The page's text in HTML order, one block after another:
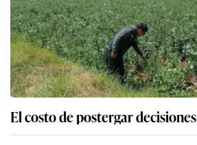
El costo de postergar decisiones